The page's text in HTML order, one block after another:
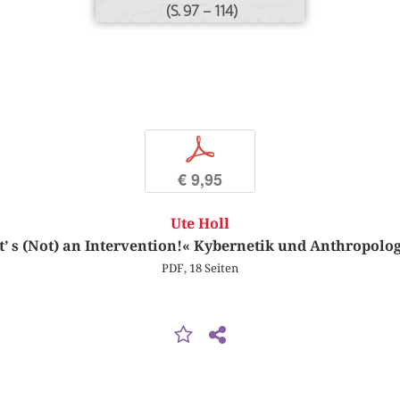
(S. 97 – 114)
p
€ 9,95
Ute Holl
s (Not) an Intervention!« Kybernetik und
PDF, 18 Seiten